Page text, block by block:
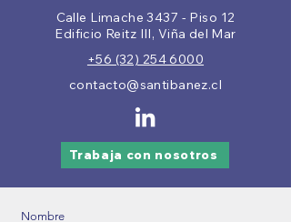
Calle Limache 3437 - Piso 12
Edificio Reitz III, Viña del Mar
+56 (32) 254 6000
contacto@santibanez.cl
Trabaja con nosotros
Nombre